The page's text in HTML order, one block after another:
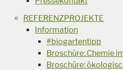
REFERENZPROJEKTE
Information
#biogartentipp
Broschüre: Chemie
Broschüre: